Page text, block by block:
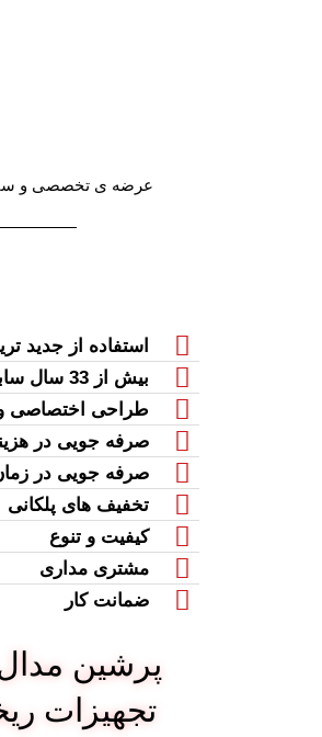
عرضه ی تخصصی و
استفاده از جدید
بیش از 33 سال سابقه درخشان
طراحی اختصاصی و
صرفه جویی در
صرفه جویی در
تخفیف های پلکانی
کیفیت و تنوع
مشتری مداری
ضمانت کار